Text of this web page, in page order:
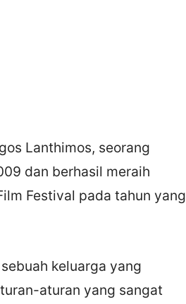
Lanthimos, seorang
dan berhasil meraih
Festival pada tahun yang
keluarga yang
aturan yang sangat